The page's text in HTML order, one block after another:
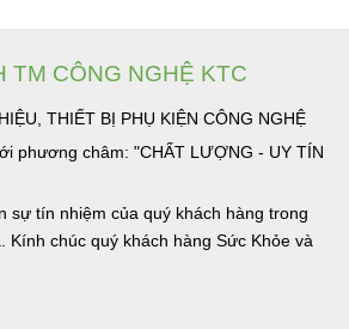
TM CÔNG NGHỆ KTC
THIẾT BỊ PHỤ KIỆN CÔNG NGHỆ
phương châm: "CHẤT LƯỢNG - UY TÍN
sự tín nhiệm của quý khách hàng trong
Kính chúc quý khách hàng Sức Khỏe và